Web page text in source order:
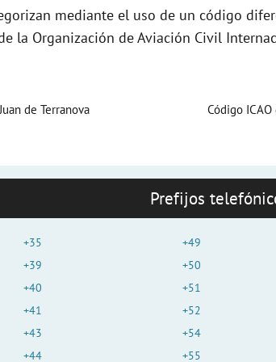
e
mediante el uso de un código
la Organización de Aviación Civil
de Terranova Código
Prefijos
+35
+39
+40
+41
+43
+44
+49
+50
+51
+52
+54
+55